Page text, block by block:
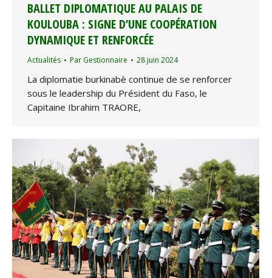
BALLET DIPLOMATIQUE AU PALAIS DE
KOULOUBA : SIGNE D’UNE COOPÉRATION
DYNAMIQUE ET RENFORCÉE
Actualités Par Gestionnaire 28 juin 2024
La diplomatie burkinabè continue de se renforcer
sous le leadership du Président du Faso, le
Capitaine Ibrahim TRAORE,